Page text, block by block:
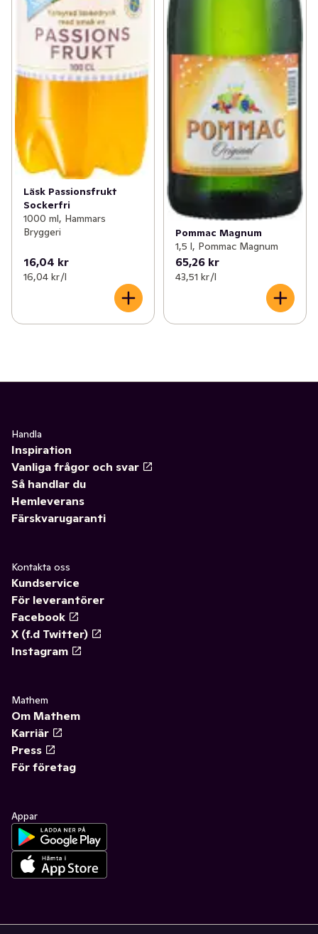
Läsk Passionsfrukt
Sockerfri
1000 ml, Hammars
Bryggeri
16,04 kr
16,04 kr /l
Pommac Magnum
1,5 l, Pommac Magnum
65,26 kr
43,51 kr /l
Handla
Inspiration
Vanliga frågor och svar
Så handlar du
Hemleverans
Färskvarugaranti
Kontakta oss
Kundservice
För leverantörer
Facebook
X (f.d Twitter)
Instagram
Mathem
Om Mathem
Karriär
Press
För företag
Appar